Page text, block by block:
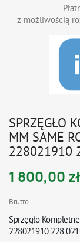
z możliwością
SPRZĘGŁO
MM SAME
228021910
1 800,00 zł
Brutto
Sprzęgło
228021910 228